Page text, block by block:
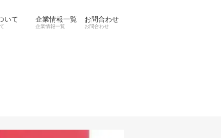
いて 企業情報一覧 お問合わせ